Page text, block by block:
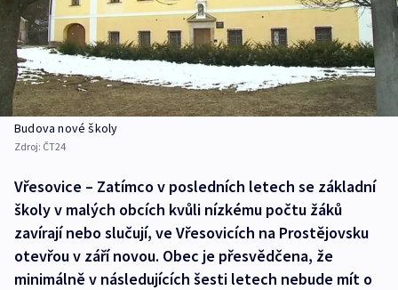
Budova nové školy
Zdroj: ČT24
Vřesovice – Zatímco v posledních letech se základní
školy v malých obcích kvůli nízkému počtu žáků
zavírají nebo slučují, ve Vřesovicích na Prostějovsku
otevřou v září novou. Obec je přesvědčena, že
minimálně v následujících šesti letech nebude mít o